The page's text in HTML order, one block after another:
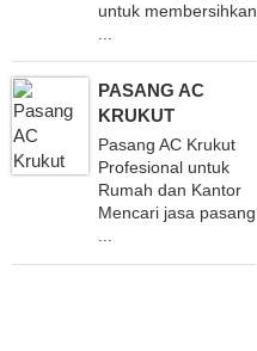
untuk membersihkan
PASANG AC
KRUKUT
Pasang AC Krukut
Profesional untuk
Rumah dan Kantor
Mencari jasa pasang
...